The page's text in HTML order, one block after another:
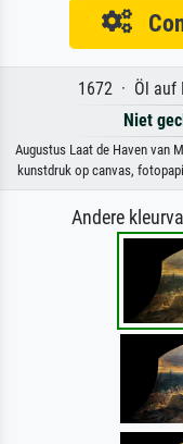
1672 · Öl auf
Niet
Augustus Laat de Haven van
kunstdruk op canvas,
Andere